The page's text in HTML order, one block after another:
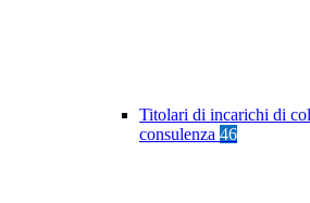
Titolari di incarichi di
consulenza 46